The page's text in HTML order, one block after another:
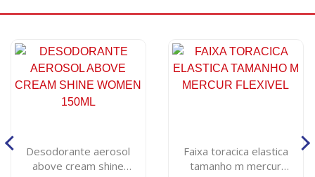
Desodorante aerosol
above cream shine
Faixa toracica elastica
tamanho m mercur